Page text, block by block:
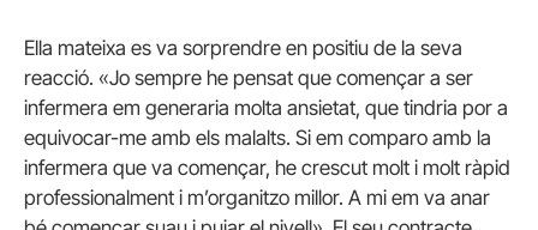
Ella mateixa es va sorprendre en positiu de la seva
reacció. «Jo sempre he pensat que començar a ser
infermera em generaria molta ansietat, que tindria por a
equivocar-me amb els malalts. Si em comparo amb la
infermera que va començar, he crescut molt i molt ràpid
professionalment i m’organitzo millor. A mi em va anar